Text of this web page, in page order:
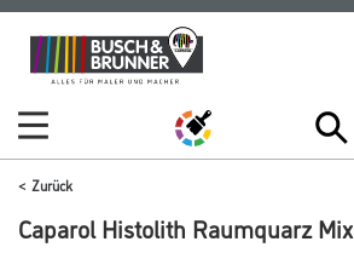
Zum
Inhalt
Zum
Navigationsmenü
Zurück
Caparol Histolith Raumquarz Mix